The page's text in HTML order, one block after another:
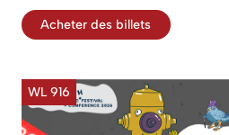
Acheter des billets
WL 916